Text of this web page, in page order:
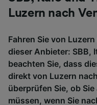
Luzern nach
Fahren Sie von
dieser Anbieter: SBB,
beachten Sie, dass
direkt von Luzern
überprüfen Sie, ob
müssen, wenn Sie